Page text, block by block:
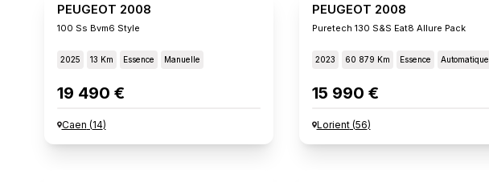
PEUGEOT 2008
100 Ss Bvm6 Style
2025 13 Km Essence Manuelle
19 490 €
Caen (14)
PEUGEOT 2008
Puretech 130 S&s Eat8 Allure Pack
2023 60 879 Km Essence Automatique
15 990 €
Lorient(56)